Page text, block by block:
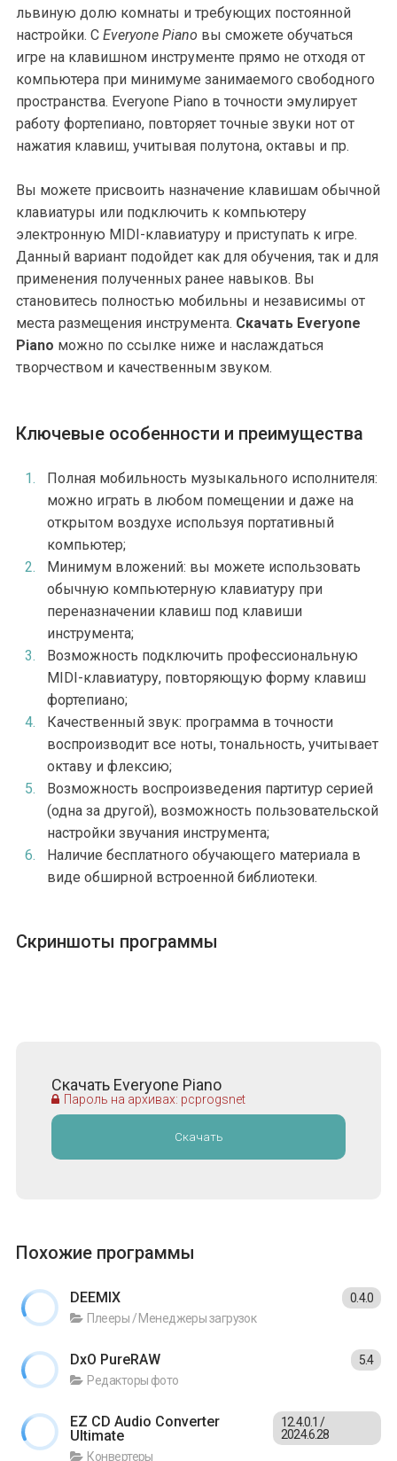
львиную долю комнаты и требующих постоянной
настройки. С Everyone Piano вы сможете обучаться
игре на клавишном инструменте прямо не отходя от
компьютера при минимуме занимаемого свободного
пространства. Everyone Piano в точности эмулирует
работу фортепиано, повторяет точные звуки нот от
нажатия клавиш, учитывая полутона, октавы и пр.
Вы можете присвоить назначение клавишам обычной
клавиатуры или подключить к компьютеру
электронную MIDI-клавиатуру и приступать к игре.
Данный вариант подойдет как для обучения, так и для
применения полученных ранее навыков. Вы
становитесь полностью мобильны и независимы от
места размещения инструмента. Скачать Everyone
Piano можно по ссылке ниже и наслаждаться
творчеством и качественным звуком.
Ключевые особенности и преимущества
Полная мобильность музыкального исполнителя:
можно играть в любом помещении и даже на
открытом воздухе используя портативный
компьютер;
Минимум вложений: вы можете использовать
обычную компьютерную клавиатуру при
переназначении клавиш под клавиши
инструмента;
Возможность подключить профессиональную
MIDI-клавиатуру, повторяющую форму клавиш
фортепиано;
Качественный звук: программа в точности
воспроизводит все ноты, тональность, учитывает
октаву и флексию;
Возможность воспроизведения партитур серией
(одна за другой), возможность пользовательской
настройки звучания инструмента;
Наличие бесплатного обучающего материала в
виде обширной встроенной библиотеки.
Скриншоты программы
Скачать Everyone Piano
Пароль на архивах: pcprogsnet
Скачать
Похожие программы
DEEMIX
Плееры / Менеджеры загрузок
0.4.0
DxO PureRAW
Редакторы фото
5.4
EZ CD Audio Converter
Ultimate
Конвертеры
12.4.0.1 /
2024.6.28